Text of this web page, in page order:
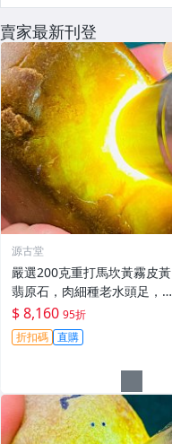
賣家最新刊登
源古堂
嚴選200克重打馬坎黃霧皮黃
翡原石，肉細種老水頭足，適
合雕琢為手鐲/牌子/把件，A貨
翡翠原石#黃翡 手鐲 玉石
$ 8,160 95折
折扣碼 直購